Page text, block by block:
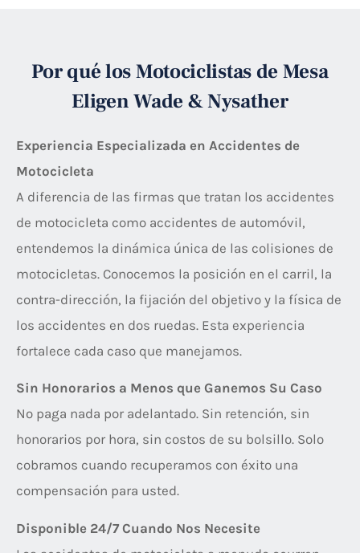
Por qué los Motociclistas de Mesa
Eligen Wade & Nysather
Experiencia Especializada en Accidentes de
Motocicleta
A diferencia de las firmas que tratan los accidentes
de motocicleta como accidentes de automóvil,
entendemos la dinámica única de las colisiones de
motocicletas. Conocemos la posición en el carril, la
contra-dirección, la fijación del objetivo y la física de
los accidentes en dos ruedas. Esta experiencia
fortalece cada caso que manejamos.
Sin Honorarios a Menos que Ganemos Su Caso
No paga nada por adelantado. Sin retención, sin
honorarios por hora, sin costos de su bolsillo. Solo
cobramos cuando recuperamos con éxito una
compensación para usted.
Disponible 24/7 Cuando Nos Necesite